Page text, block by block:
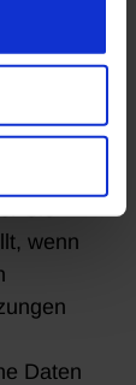
wenn
Daten